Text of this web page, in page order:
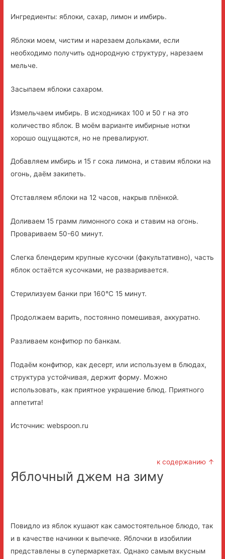
Ингредиенты: яблоки, сахар, лимон и имбирь.
Яблоки моем, чистим и нарезаем дольками, если
необходимо получить однородную структуру, нарезаем
мельче.
Засыпаем яблоки сахаром.
Измельчаем имбирь. В исходниках 100 и 50 г на это
количество яблок. В моём варианте имбирные нотки
хорошо ощущаются, но не превалируют.
Добавляем имбирь и 15 г сока лимона, и ставим яблоки на
огонь, даём закипеть.
Отставляем яблоки на 12 часов, накрыв плёнкой.
Доливаем 15 грамм лимонного сока и ставим на огонь.
Провариваем 50-60 минут.
Слегка блендерим крупные кусочки (факультативно), часть
яблок остаётся кусочками, не разваривается.
Стерилизуем банки при 160°С 15 минут.
Продолжаем варить, постоянно помешивая, аккуратно.
Разливаем конфитюр по банкам.
Подаём конфитюр, как десерт, или используем в блюдах,
структура устойчивая, держит форму. Можно
использовать, как приятное украшение блюд. Приятного
аппетита!
Источник: webspoon.ru
к содержанию ↑
Яблочный джем на зиму
Повидло из яблок кушают как самостоятельное блюдо, так
и в качестве начинки к выпечке. Яблочки в изобилии
представлены в супермаркетах. Однако самым вкусным